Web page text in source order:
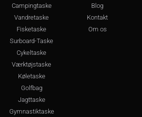
Campingtaske
Vandretaske
Fisketaske
Surboard-Taske
Cykeltaske
Værktøjstaske
Køletaske
Golfbag
Jagttaske
Gymnastiktaske
Blog
Kontakt
Om os